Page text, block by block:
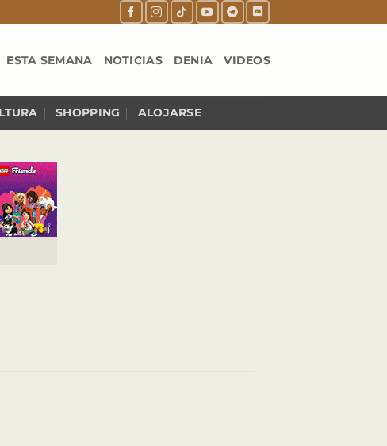
ESTA SEMANA NOTICIAS DENIA VIDEOS
SHOPPING ALOJARSE